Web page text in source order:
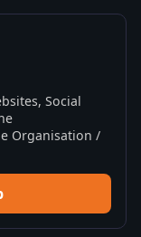
Social
Organisation /